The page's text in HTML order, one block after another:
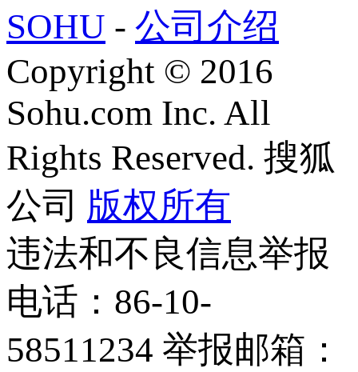
SOHU - 公司介绍
Copyright © 2016
Sohu.com Inc. All
Rights Reserved. 搜狐
公司 版权所有
违法和不良信息举报
电话：86-10-
58511234 举报邮箱：